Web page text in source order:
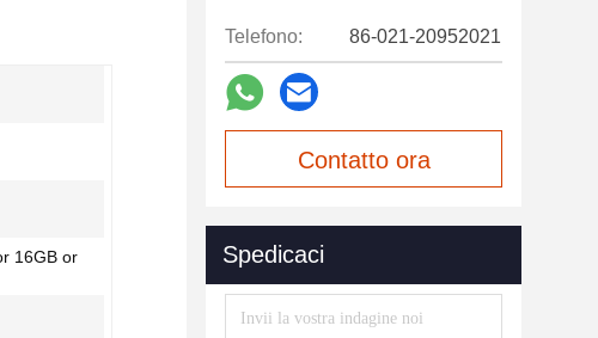
16GB or
Telefono: 86-021-20952021
Contatto ora
Spedicaci